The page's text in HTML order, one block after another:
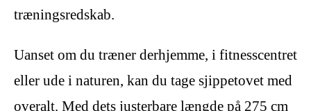
træningsredskab.
Uanset om du træner derhjemme, i fitnesscentret
eller ude i naturen, kan du tage sjippetovet med
overalt. Med dets justerbare længde på 275 cm